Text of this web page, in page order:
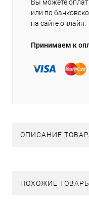
Вы можете
или по
на сайте онлайн.
Принимаем к
ОПИСАНИЕ
ПОХОЖИЕ